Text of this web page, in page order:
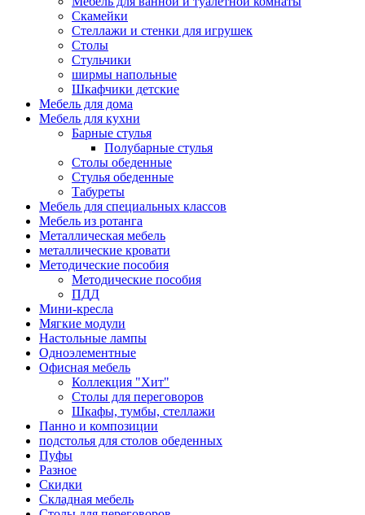
Скамейки
Стеллажи и стенки для игрушек
Столы
Стульчики
ширмы напольные
Шкафчики детские
Мебель для дома
Мебель для кухни
Барные стулья
Полубарные стулья
Столы обеденные
Стулья обеденные
Табуреты
Мебель для специальных классов
Мебель из ротанга
Металлическая мебель
металлические кровати
Методические пособия
Методические пособия
ПДД
Мини-кресла
Мягкие модули
Настольные лампы
Одноэлементные
Офисная мебель
Коллекция "Хит"
Столы для переговоров
Шкафы, тумбы, стеллажи
Панно и композиции
подстолья для столов обеденных
Пуфы
Разное
Скидки
Складная мебель